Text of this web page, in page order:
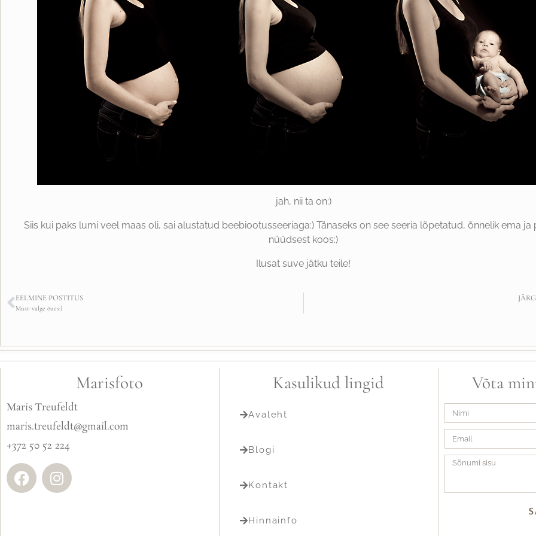
jah, nii ta on:)
Siis kui paks lumi veel maas oli, sai alustatud beebiootusseeriaga:) Tänaseks on see seeria lõpetatud, õnnelik ema ja
nüüdsest koos:)
Ilusat suve jätku teile!
EELMINE POSTITUS
Must-valge õues:)
Marisfoto
Maris Treufeldt
maris.treufeldt@gmail.com
+372 50 52 224
Kasulikud lingid
Avaleht
Blogi
Kontakt
Hinnainfo
Võta